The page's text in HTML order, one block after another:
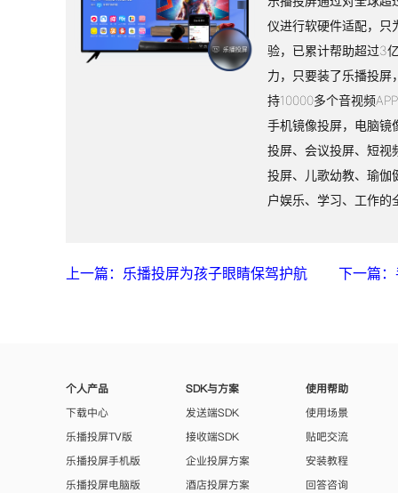
仪进行软硬件适配，只
验，已累计帮助超过3
力，只要装了乐播投屏
持10000多个音视频
手机镜像投屏，电脑镜
投屏、会议投屏、短视
投屏、儿歌幼教、瑜伽
户娱乐、学习、工作的
上一篇：乐播投屏为孩子眼睛保驾护航 下一篇
个人产品
下载中心
乐播投屏TV版
乐播投屏手机版
乐播投屏电脑版
SDK与方案
发送端SDK
接收端SDK
企业投屏方案
酒店投屏方案
使用帮助
使用场景
贴吧交流
安装教程
回答咨询